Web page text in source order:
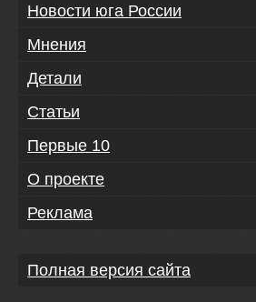
Новости юга России
Мнения
Детали
Статьи
Первые 10
О проекте
Реклама
Полная версия сайта